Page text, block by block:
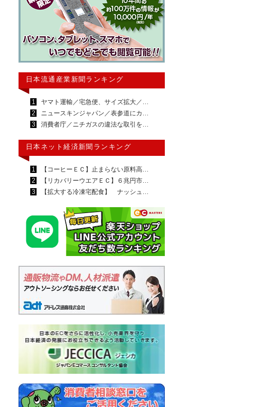
日本流通産業新聞ランキング
1
ヤマト運輸／宅急便、サイズ拡大／…
2
ニュースキンジャパン／表参道にカ…
3
消費者庁／ニチガスの違法な取引を…
日本ネット経済新聞ランキング
1
【コーヒーＥＣ】止まらない原料高…
2
【リカバリーウエアＥＣ】６兆円市…
3
【拡大する冷凍宅配食】 ナッシュ…